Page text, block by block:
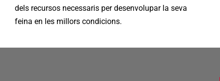
dels recursos necessaris per desenvolupar la seva
feina en les millors condicions.